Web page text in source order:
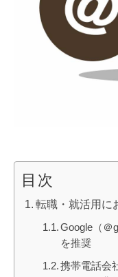
目次
転職・就活用に
Google（＠
を推奨
携帯電話会